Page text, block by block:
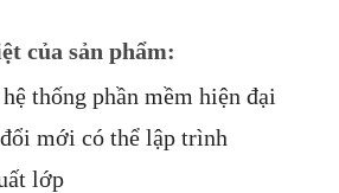
của sản phẩm:
thống phần mềm hiện đại
mới có thể lập trình
lớp